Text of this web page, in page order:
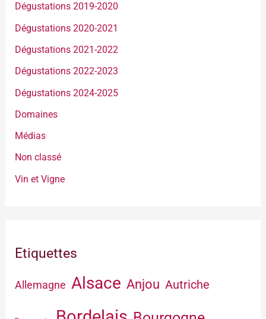
Dégustations 2019-2020
Dégustations 2020-2021
Dégustations 2021-2022
Dégustations 2022-2023
Dégustations 2024-2025
Domaines
Médias
Non classé
Vin et Vigne
Etiquettes
Allemagne Alsace Anjou Autriche